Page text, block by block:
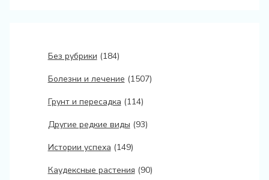
Без рубрики (184)
Болезни и лечение (1507)
Грунт и пересадка (114)
Другие редкие виды (93)
Истории успеха (149)
Каудексные растения (90)